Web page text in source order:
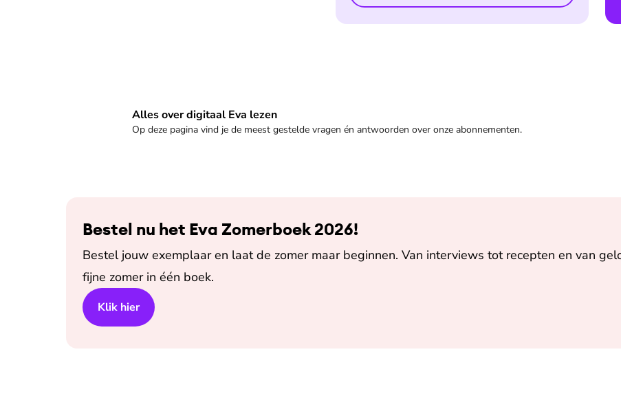
Alles over digitaal Eva lezen
Op deze pagina vind je de meest gestelde vragen én antwoorden over onze abonnementen.
Veelgestelde vragen
Bestel nu het Eva Zomerboek 2026!
Bestel jouw exemplaar en laat de zomer maar beginnen. Van interviews tot recepten en van
fijne zomer in één boek.
Klik hier